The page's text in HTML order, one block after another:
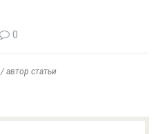
0
/ автор статьи